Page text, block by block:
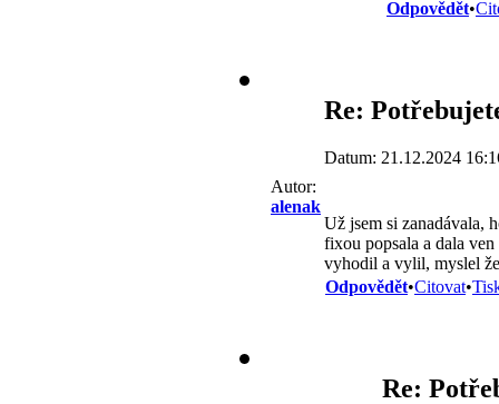
Odpovědět•
Autor:
alenak
Re:
Datum: 21.12.2024
Už jsem si zanadávala,
fixou popsala a dala
vyhodil a vylil, myslel
Odpovědět•Citovat•
Re: